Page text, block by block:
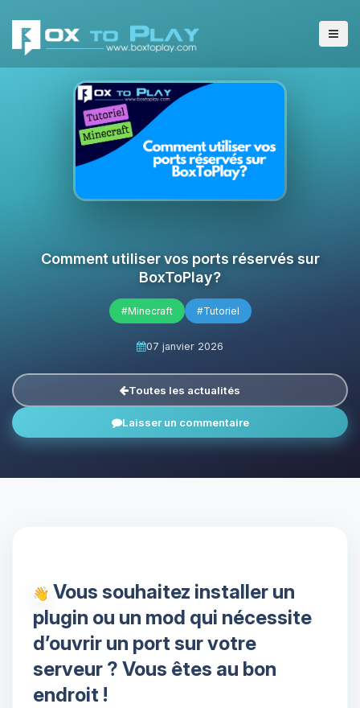
Comment utiliser vos ports réservés sur
BoxToPlay?
#Minecraft #Tutoriel
07 janvier 2026
Toutes les actualités
Laisser un commentaire
Vous souhaitez installer un
plugin ou un mod qui nécessite
d’ouvrir un port sur votre
serveur ? Vous êtes au bon
endroit !